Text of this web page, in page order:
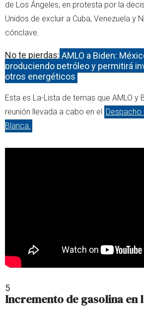
de Los Ángeles, en protesta por la
Unidos de excluir a Cuba, Venezuela y
cónclave.
No te pierdas: AMLO a Biden:
produciendo petróleo y permitirá
otros energéticos
Esta es La-Lista de temas que AMLO y
reunión llevada a cabo en el
Despacho
Blanca.
5
Incremento de gasolina